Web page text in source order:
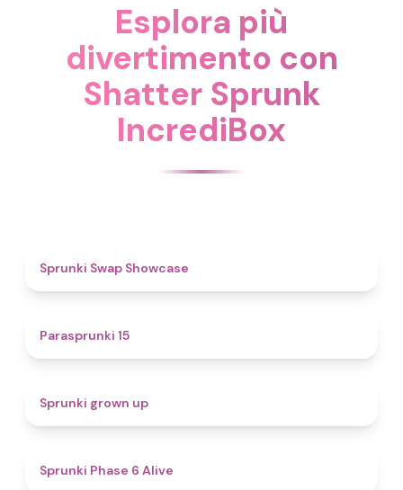
Esplora più
divertimento con
Shatter Sprunk
IncrediBox
Sprunki Swap Showcase
Parasprunki 15
Sprunki grown up
Sprunki Phase 6 Alive